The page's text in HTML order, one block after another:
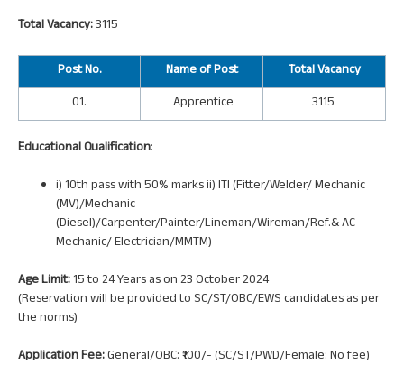
Total Vacancy:3115
PostNo. Name of Post
Total Vacancy
01.
Apprentice 3115
Educational Qualification:
i) 10th pass with 50% marks ii) ITI (Fitter/Welder/ Mechanic
(MV)/Mechanic
(Diesel)/Carpenter/Painter/Lineman/Wireman/Ref.& AC
Mechanic/ Electrician/MMTM)
Age Limit:15 to 24 Years as on 23 October 2024
(Reservation will be provided to SC/ST/OBC/EWS candidates as per
the norms)
Application Fee:General/OBC: ₹100/- (SC/ST/PWD/Female: No fee)